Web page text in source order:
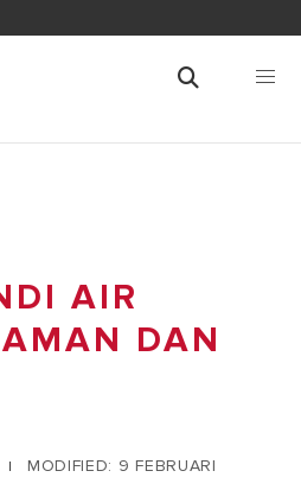
AIR
DAN
|
MODIFIED: 9 FEBRUARI